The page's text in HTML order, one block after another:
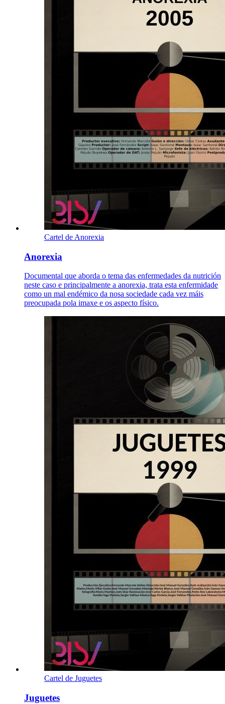
Cartel de Anorexia
Anorexia
Documental que aborda o tema das enfermedades da nutrición
neste caso e principalmente a anorexia, trata esta enfermidade
como un mal endémico da nosa sociedade cada vez máis
preocupada pola imaxe e os aspecto físico.
Cartel de Juguetes
Juguetes